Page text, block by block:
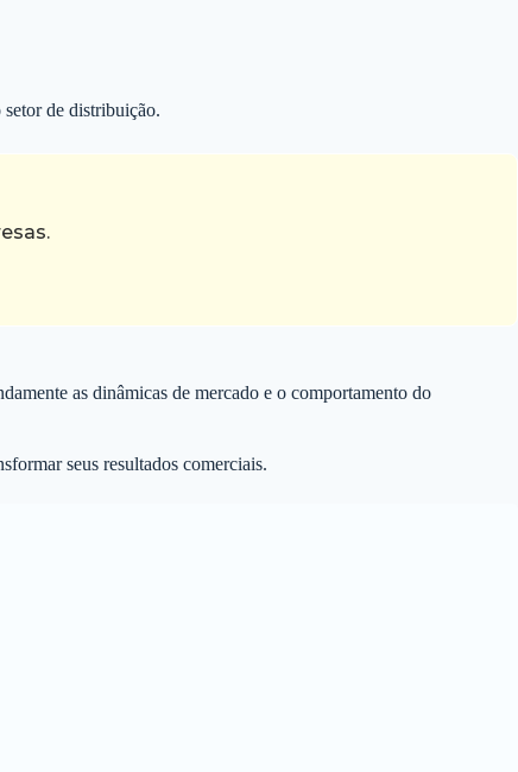
setor de distribuição.
as dinâmicas de mercado e o comportamento do
seus resultados comerciais.